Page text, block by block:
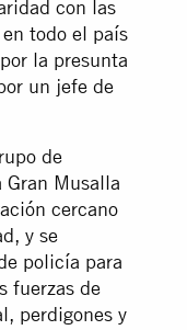
con las
todo el país
la presunta
un jefe de
de
Gran Musalla
cercano
y se
policía para
fuerzas de
perdigones y